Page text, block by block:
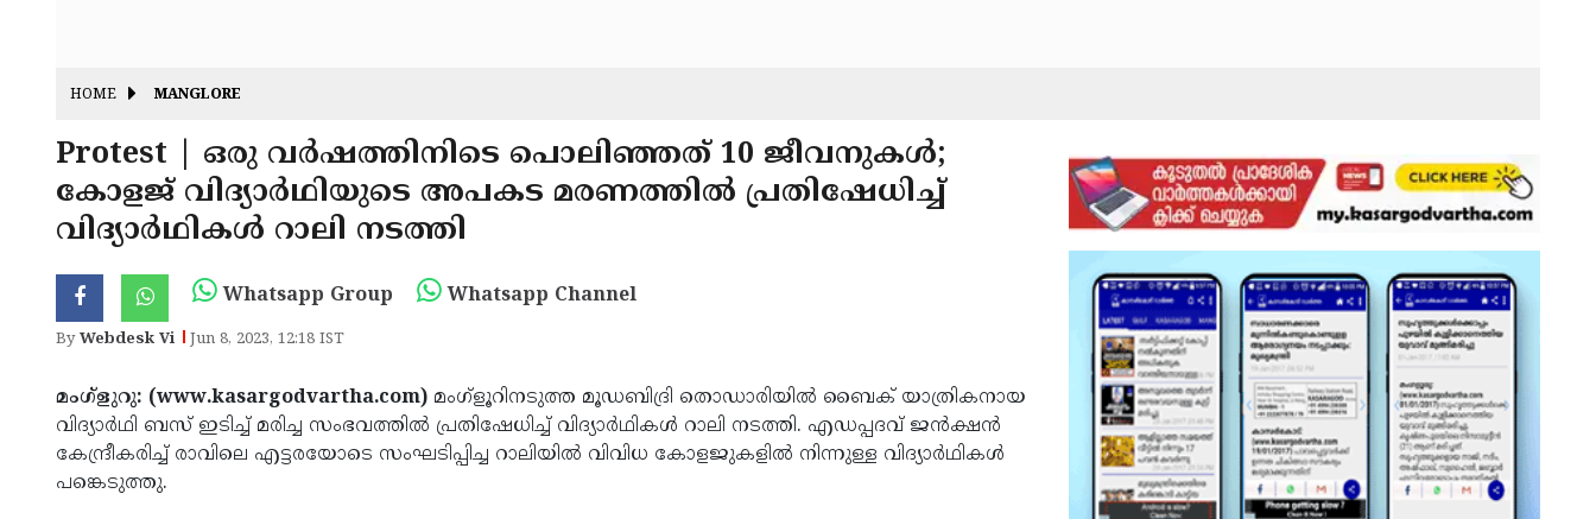
HOME MANGLORE
Protest | ഒരു വർഷത്തിനിടെ പൊലിഞ്ഞത് 10 ജീവനുകൾ;
കോളജ് വിദ്യാർഥിയുടെ അപകട മരണത്തിൽ പ്രതിഷേധിച്ച്
വിദ്യാർഥികൾ റാലി നടത്തി
Whatsapp Group Whatsapp Channel
ByWebdesk Vi Jun 8, 2023, 12:18 IST
മംഗ്ളുറു: (www.kasargodvartha.com) മംഗ്ളൂറിനടുത്ത മൂഡബിദ്രി തൊഡാരിയിൽ ബൈക് യാത്രികനായ
വിദ്യാർഥി ബസ് ഇടിച്ച് മരിച്ച സംഭവത്തിൽ പ്രതിഷേധിച്ച് വിദ്യാർഥികൾ റാലി നടത്തി. എഡപ്പദവ് ജൻക്ഷൻ
കേന്ദ്രീകരിച്ച് രാവിലെ എട്ടരയോടെ സംഘടിപ്പിച്ച റാലിയിൽ വിവിധ കോളജുകളിൽ നിന്നുള്ള വിദ്യാർഥികൾ
പങ്കെടുത്തു.